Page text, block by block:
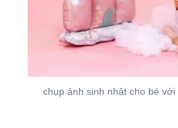
chụp ảnh sinh nhật cho bé